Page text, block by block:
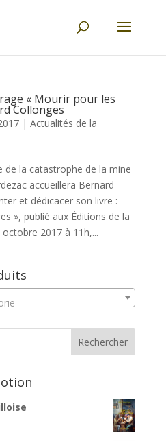
« Mourir pour les
Collonges
| Actualités de la
de la catastrophe de la mine
accueillera Bernard
et dédicacer son livre :
», publié aux Éditions de la
2017 à 11h,...